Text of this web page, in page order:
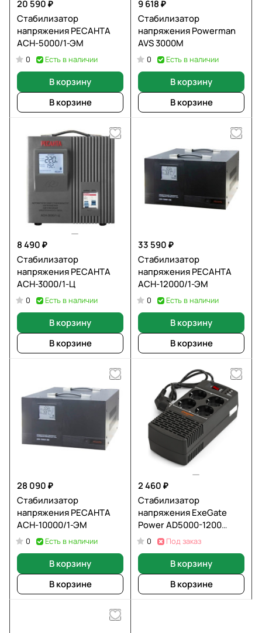
20 590 ₽
Стабилизатор
напряжения РЕСАНТА
АСН-5000/1-ЭМ
0 Есть в наличии
В корзину
В корзине
9 618 ₽
Стабилизатор
напряжения Powerman
AVS 3000М
0 Есть в наличии
В корзину
В корзине
8 490 ₽
Стабилизатор
напряжения РЕСАНТА
АСН-3000/1-Ц
0 Есть в наличии
В корзину
В корзине
33 590 ₽
Стабилизатор
напряжения РЕСАНТА
АСН-12000/1-ЭМ
0 Есть в наличии
В корзину
В корзине
28 090 ₽
Стабилизатор
напряжения РЕСАНТА
АСН-10000/1-ЭМ
0 Есть в наличии
В корзину
В корзине
2 460 ₽
Стабилизатор
напряжения ExeGate
Power AD5000-1200
(1200ВА)
0 Под заказ
В корзину
В корзине